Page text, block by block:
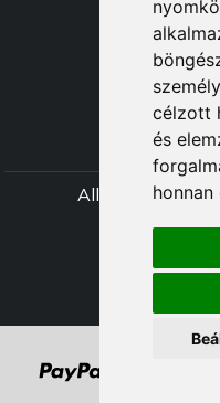
célzott
és
All rights
Follow